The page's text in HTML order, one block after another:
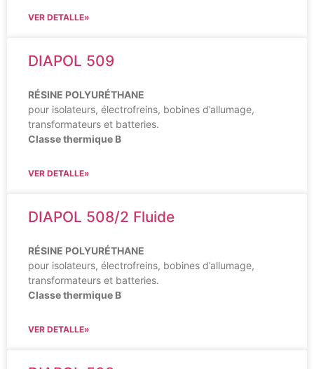
VER DETALLE»
DIAPOL 509
RÉSINE POLYURÉTHANE
pour isolateurs, électrofreins, bobines d’allumage,
transformateurs et batteries.
Classe thermique B
VER DETALLE»
DIAPOL 508/2 Fluide
RÉSINE POLYURÉTHANE
pour isolateurs, électrofreins, bobines d’allumage,
transformateurs et batteries.
Classe thermique B
VER DETALLE»